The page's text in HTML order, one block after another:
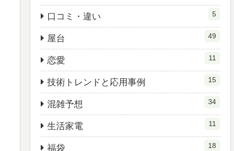
口コミ・違い 5
屋台 49
恋愛 11
技術トレンドと応用事例 15
混雑予想 34
生活家電 11
福袋 18